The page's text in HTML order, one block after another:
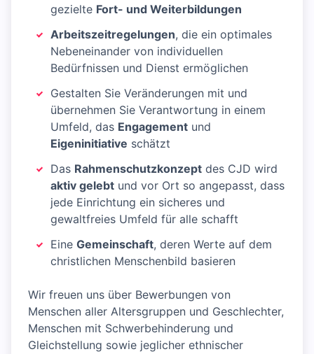
gezielte Fort- und Weiterbildungen
Arbeitszeitregelungen, die ein optimales
Nebeneinander von individuellen
Bedürfnissen und Dienst ermöglichen
Gestalten Sie Veränderungen mit und
übernehmen Sie Verantwortung in einem
Umfeld, das Engagement und
Eigeninitiative schätzt
Das Rahmenschutzkonzept des CJD wird
aktiv gelebt und vor Ort so angepasst, dass
jede Einrichtung ein sicheres und
gewaltfreies Umfeld für alle schafft
Eine Gemeinschaft, deren Werte auf dem
christlichen Menschenbild basieren
Wir freuen uns über Bewerbungen von
Menschen aller Altersgruppen und Geschlechter,
Menschen mit Schwerbehinderung und
Gleichstellung sowie jeglicher ethnischer